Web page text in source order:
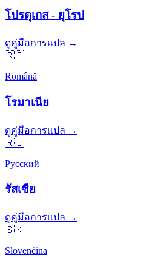
โปรตุเกส - ยุโรป
ดูคู่มือการแปล →
🇷🇴
Română
โรมาเนีย
ดูคู่มือการแปล →
🇷🇺
Русский
รัสเซีย
ดูคู่มือการแปล →
🇸🇰
Slovenčina